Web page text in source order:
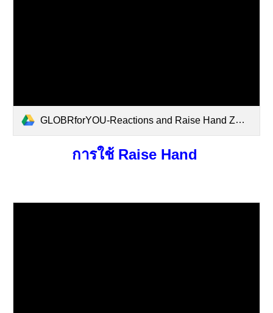
GLOBRforYOU-Reactions and Raise Hand ZOOM.pdf
การใช้ Raise Hand